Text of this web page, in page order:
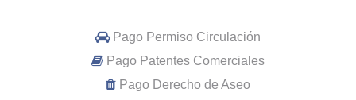
Pago Permiso Circulación
Pago Patentes Comerciales
Pago Derecho de Aseo